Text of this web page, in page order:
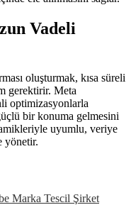
Vadeli
oluşturmak, kısa süreli
gerektirir. Meta
optimizasyonlarla
bir konuma gelmesini
uyumlu, veriye
yönetir.
Marka Tescil Şirket